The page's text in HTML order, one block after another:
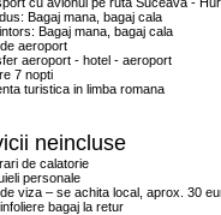
Bagaj mana, bagaj cala
Bagaj mana, bagaj cala
aeroport
aeroport - hotel - aeroport
7 nopti
turistica in limba romana
neincluse
de calatorie
personale
viza – se achita local, aprox. 30
bagaj la retur